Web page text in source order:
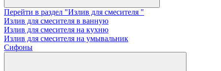
Перейти в раздел "Излив для смесителя "
Излив для смесителя в ванную
Излив для смесителя на кухню
Излив для смесителя на умывальник
Сифоны